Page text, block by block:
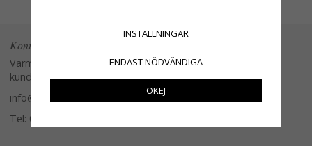
Kontakta oss
Varmt välkommen att kontakta vår
kundtjänst.
info@glasverandan.se
Tel: 079-3495968
INSTÄLLNINGAR
ENDAST NÖDVÄNDIGA
OKEJ